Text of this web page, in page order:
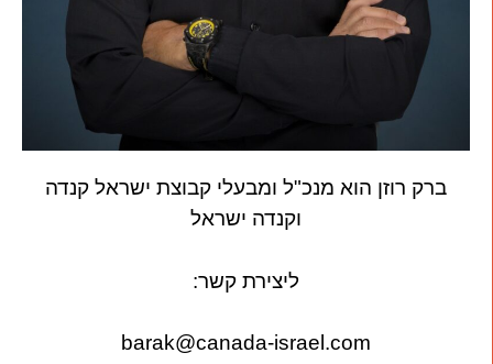
ברק רוזן הוא מנכ"ל ומבעלי קבוצת ישראל קנדה
וקנדה ישראל
ליצירת קשר:
barak@canada-israel.com